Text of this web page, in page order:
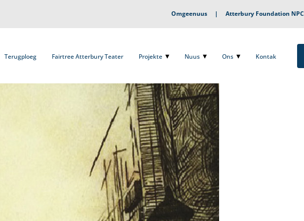
Omgeenuus| Atterbury Foundation NPC
Terugploeg Fairtree Atterbury Teater Projekte Nuus Ons Kontak